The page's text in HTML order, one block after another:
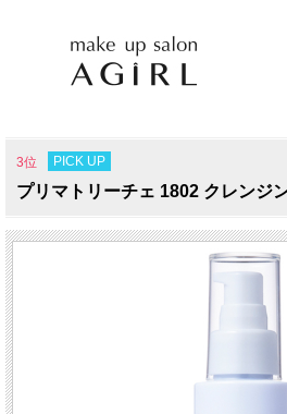
3位 PICK UP
プリマトリーチェ 1802 クレンジ